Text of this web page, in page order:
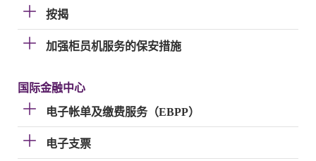
按揭
加强柜员机服务的保安措施
国际金融中心
电子帐单及缴费服务（EBPP）
电子支票